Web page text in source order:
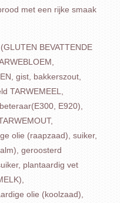
met een rijke smaak
BEVATTENDE
gist, bakkerszout,
TARWEMEEL,
E920),
olie (raapzaad), suiker,
geroosterd
plantaardig vet
olie (koolzaad),